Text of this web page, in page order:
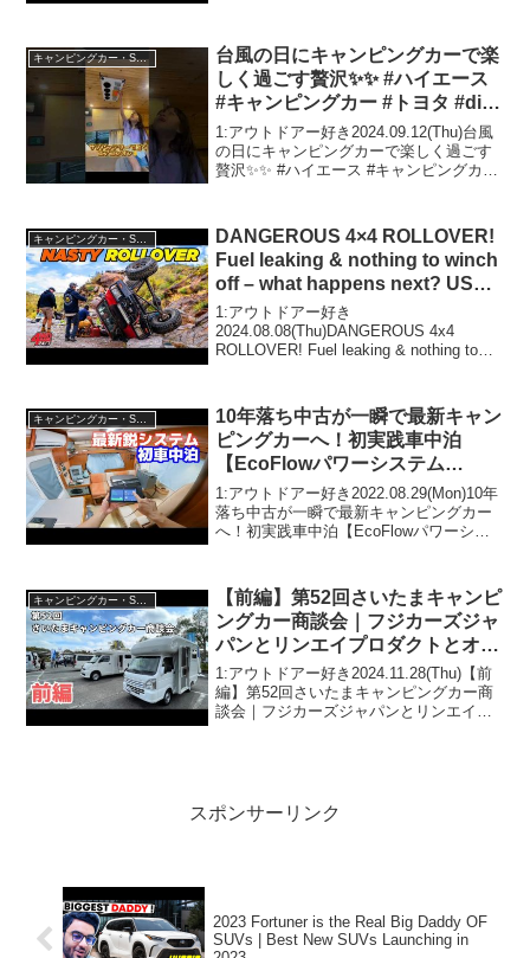
キャンピングカー・SUV人気車種
台風の日にキャンピングカーで楽
しく過ごす贅沢✨✨ #ハイエース
#キャンピングカー #トヨタ #diy
#toyota #エアコン #rv
1:アウトドアー好き2024.09.12(Thu)台風
の日にキャンピングカーで楽しく過ごす
贅沢✨✨ #ハイエース #キャンピングカー
2:アウトド...
DANGEROUS 4×4 ROLLOVER!
Fuel leaking & nothing to winch
off – what happens next? USA's
Wildest Trail
1:アウトドアー好き
2024.08.08(Thu)DANGEROUS 4x4
ROLLOVER! Fuel leaking & nothing to
キャンピングカー・SUV人気車種
10年落ち中古が一瞬で最新キャン
ピングカーへ！初実践車中泊
【EcoFlowパワーシステム
6000Wh x 家庭用エアコン】使っ
て分かったメリット③デメリット
③
1:アウトドアー好き2022.08.29(Mon)10年
落ち中古が一瞬で最新キャンピングカー
へ！初実践車中泊【EcoFlowパワーシス
気で話題らしいぞ、見逃さな...
【前編】第52回さいたまキャンピ
ングカー商談会｜フジカーズジャ
パンとリンエイプロダクトとオー
トショップアズマとバンテックと
RVBIGFOOTとセキソーボディ
1:アウトドアー好き2024.11.28(Thu)【前
編】第52回さいたまキャンピングカー商
談会｜フジカーズジャパンとリンエイプ
スポンサーリンク
2023 Fortuner is the Real Big Daddy OF
SUVs | Best New SUVs Launching in